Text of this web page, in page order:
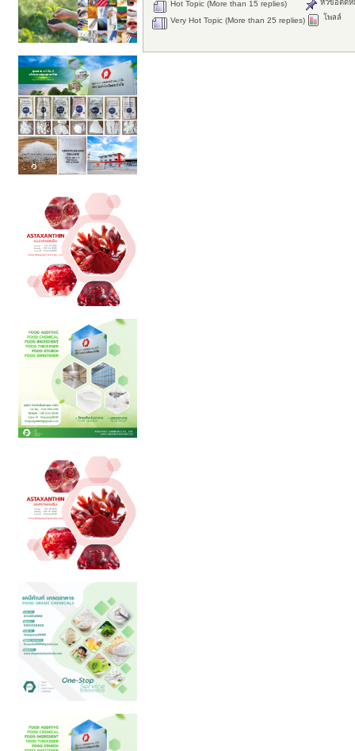
Hot Topic (More than 15 replies)
Very Hot Topic (More than 25 replies)
หัวข้อติดห
โพลล์